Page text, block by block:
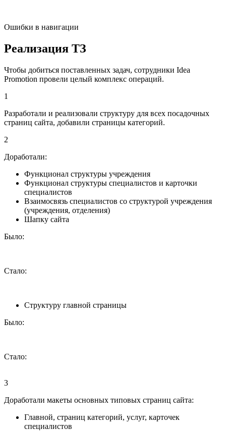
Ошибки в навигации
Реализация ТЗ
Чтобы добиться поставленных задач, сотрудники Idea
Promotion провели целый комплекс операций.
1
Разработали и реализовали структуру для всех посадочных
страниц сайта, добавили страницы категорий.
2
Доработали:
Функционал структуры учреждения
Функционал структуры специалистов и карточки
специалистов
Взаимосвязь специалистов со структурой учреждения
(учреждения, отделения)
Шапку сайта
Было:
Стало:
Структуру главной страницы
Было:
Стало:
3
Доработали макеты основных типовых страниц сайта:
Главной, страниц категорий, услуг, карточек
специалистов